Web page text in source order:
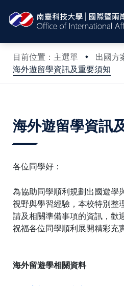
目前位置：主選單
出國方
海外遊留學資訊及重要須知
:::
海外遊留學資訊
各位同學好：
為協助同學順利規劃出國遊學
視野與學習經驗，本校特別整
請及相關準備事項的資訊，歡
祝福各位同學順利展開精彩充
海外留遊學相關資料